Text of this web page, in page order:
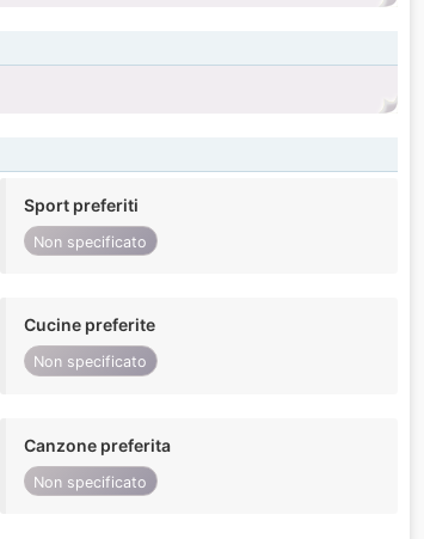
Sport preferiti
Non specificato
Cucine preferite
Non specificato
Canzone preferita
Non specificato